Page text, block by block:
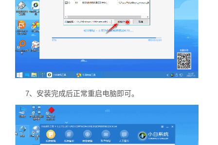
7、安装完成后正常重启电脑即可。